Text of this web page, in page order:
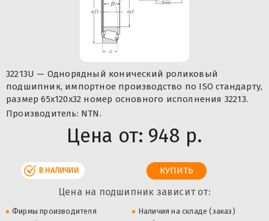
32213U — Однорядный конический роликовый
подшипник, импортное производство по ISO стандарту,
размер 65x120x32 номер основного исполнения 32213.
Производитель: NTN.
Цена от: 948 р.
В НАЛИЧИИ
Цена на подшипник зависит от:
Фирмы производителя
Наличия на складе (заказ)